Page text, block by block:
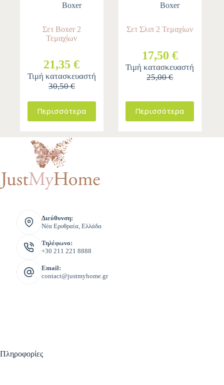
Boxer
Σετ Boxer 2
Τεμαχίων
21,35 €
Τιμή κατασκευαστή
30,50 €
Περισσότερα
Boxer
Σετ Σλιπ 2 Τεμαχίων
17,50 €
Τιμή κατασκευαστή
25,00 €
Περισσότερα
Διεύθυνση:
Νέα Ερυθραία, Ελλάδα
Τηλέφωνο:
+30 211 221 8888
Email:
contact@justmyhome.gr
Πληροφορίες